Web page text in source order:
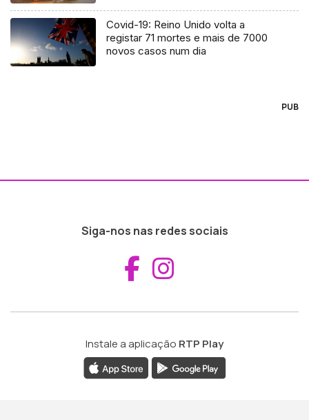
Covid-19: Reino Unido volta a
registar 71 mortes e mais de 7000
novos casos num dia
PUB
Siga-nos nas redes sociais
Aceder ao
Instale a aplicação RTP Play